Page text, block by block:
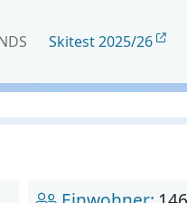
Skitest 2025/26